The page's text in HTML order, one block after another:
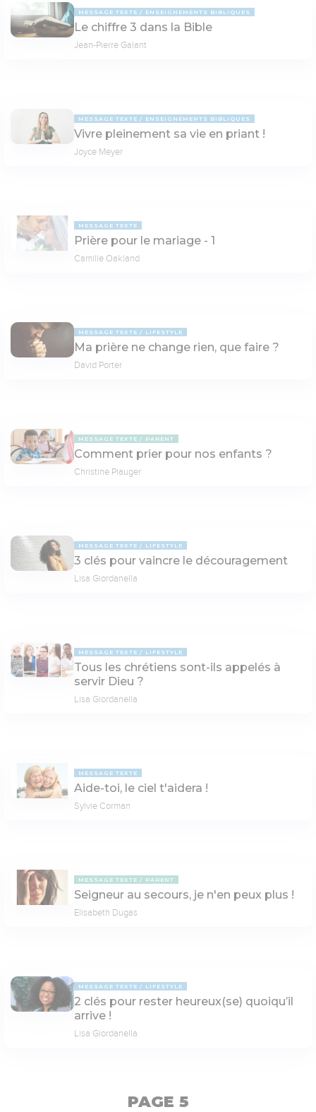
MESSAGE TEXTE ENSEIGNEMENTS BIBLIQUES
Le chiffre 3 dans la Bible
Jean-Pierre Galant
MESSAGE TEXTE ENSEIGNEMENTS BIBLIQUES
Vivre pleinement sa vie en priant !
Joyce Meyer
MESSAGE TEXTE
Prière pour le mariage - 1
Camille Oakland
MESSAGE TEXTE LIFESTYLE
Ma prière ne change rien, que faire ?
David Porter
MESSAGE TEXTE PARENT
Comment prier pour nos enfants ?
Christine Piauger
MESSAGE TEXTE LIFESTYLE
3 clés pour vaincre le découragement
Lisa Giordanella
MESSAGE TEXTE LIFESTYLE
Tous les chrétiens sont-ils appelés à
servir Dieu ?
Lisa Giordanella
MESSAGE TEXTE
Aide-toi, le ciel t'aidera !
Sylvie Corman
MESSAGE TEXTE PARENT
Seigneur au secours, je n'en peux plus !
Elisabeth Dugas
MESSAGE TEXTE LIFESTYLE
2 clés pour rester heureux(se) quoiqu’il
arrive !
Lisa Giordanella
PAGE 5